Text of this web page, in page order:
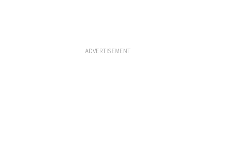
ADVERTISEMENT